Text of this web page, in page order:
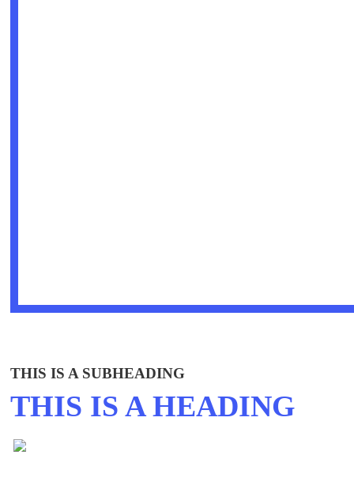
THIS IS A SUBHEADING
THIS IS A HEADING